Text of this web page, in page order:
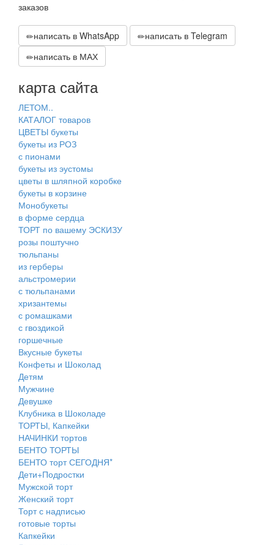
заказов
написать в WhatsApp
написать в Telegram
написать в МАХ
карта сайта
ЛЕТОМ..
КАТАЛОГ товаров
ЦВЕТЫ букеты
букеты из РОЗ
с пионами
букеты из эустомы
цветы в шляпной коробке
букеты в корзине
Монобукеты
в форме сердца
ТОРТ по вашему ЭСКИЗУ
розы поштучно
тюльпаны
из герберы
альстромерии
с тюльпанами
хризантемы
с ромашками
с гвоздикой
горшечные
Вкусные букеты
Конфеты и Шоколад
Детям
Мужчине
Девушке
Клубника в Шоколаде
ТОРТЫ, Капкейки
НАЧИНКИ тортов
БЕНТО ТОРТЫ
БЕНТО торт СЕГОДНЯ*
Дети+Подростки
Мужской торт
Женский торт
Торт с надписью
готовые торты
Капкейки